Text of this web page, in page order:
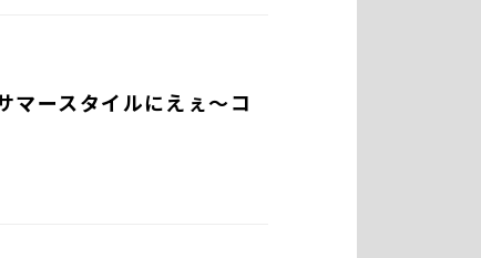
ースタイルにえぇ～コ